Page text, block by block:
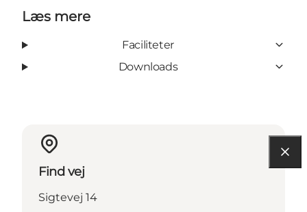
Læs mere
Faciliteter
Downloads
Find vej
Sigtevej 14